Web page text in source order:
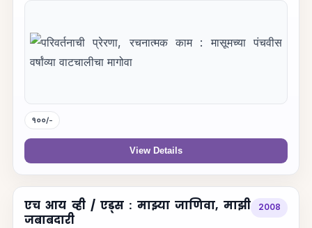
१००/-
View Details
एच आय व्ही / एड्स : माझ्या जाणिवा, माझी
जबाबदारी
2008